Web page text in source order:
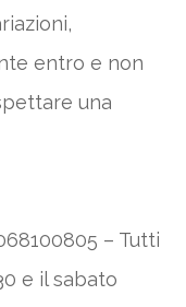
entro e non
una
– Tutti
e il sabato